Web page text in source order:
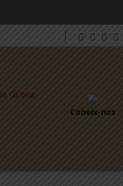
Coneix-nos